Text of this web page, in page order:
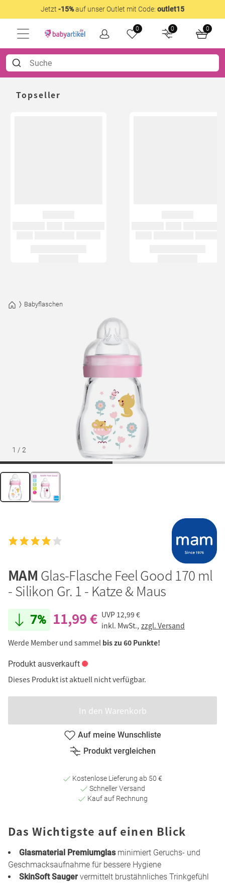
Jetzt -15%auf unser Outlet mit Code: outlet15
0 0 0
Topseller
Babyflaschen
1 / 2
MAM Glas-Flasche Feel Good 170 ml
- Silikon Gr. 1 - Katze & Maus
7% 11,99 € UVP 12,99 €
inkl. MwSt., zzgl. Versand
Werde Member und sammel bis zu 60 Punkte!
Produkt ausverkauft
Dieses Produkt ist aktuell nicht verfügbar.
In den Warenkorb
Auf meine Wunschliste
Produkt vergleichen
Kostenlose Lieferung ab 50 €
Schneller Versand
Kauf auf Rechnung
Das Wichtigste auf einen Blick
Glasmaterial Premiumglasminimiert Geruchs- und
Geschmacksaufnahme für bessere Hygiene
SkinSoft Sauger vermittelt brustähnliches Trinkgefühl